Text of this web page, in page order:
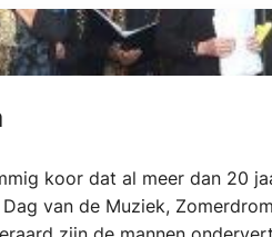
koor dat al meer dan 20
van de Muziek,